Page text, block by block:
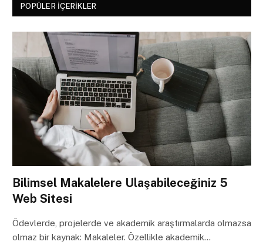
POPÜLER İÇERIKLER
Bilimsel Makalelere Ulaşabileceğiniz 5
Web Sitesi
Ödevlerde, projelerde ve akademik araştırmalarda olmazsa
olmaz bir kaynak: Makaleler. Özellikle akademik…